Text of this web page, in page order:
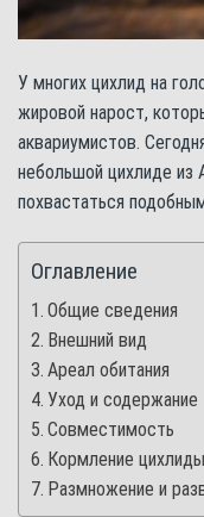
У многих цихлид на
жировой нарост,
аквариумистов.
небольшой цихлиде
похвастаться
Оглавление
Общие сведения
Внешний вид
Ареал обитания
Уход и содержание
Совместимость
Кормление
Размножение и